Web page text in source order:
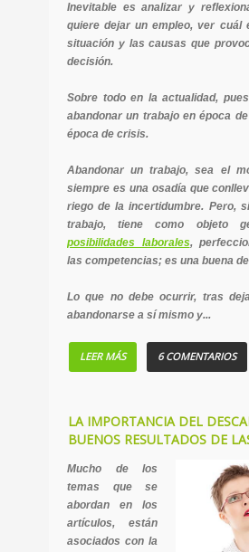
Inevitable es analizar y
quiere dejar un empleo, ver cuál
situación y las causas que
decisión.
Sobre todo en la actualidad,
abandonar un trabajo en época
época de crisis.
Abandonar un trabajo, sea el
siempre es una osadía que
riego de la incertidumbre. Pero,
trabajo, tiene como objeto
posibilidades laborales,
las competencias; es una buena
Lo que no debe ocurrir, tras
abandonarse a sí mismo y...
LEER MÁS 6 COMENTARIOS
LA IMPORTANCIA DEL
BUENOS RESULTADOS DE
Mucho de los
temas que se
abordan en los
artículos, están
asociados con la